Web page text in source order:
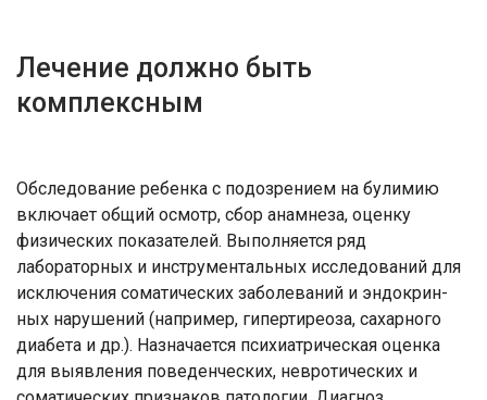
Лечение должно быть
комплексным
Обследование ребенка с по­дозрением на булимию
вклю­чает общий осмотр, сбор ана­мнеза, оценку
физических показателей. Выполняется ряд
лабораторных и инстру­ментальных исследований для
исключения соматиче­ских заболеваний и эндокрин­
ных нарушений (например, гипертиреоза, сахарного
диа­бета и др.). Назначается пси­хиатрическая оценка
для вы­явления поведенческих, невротических и